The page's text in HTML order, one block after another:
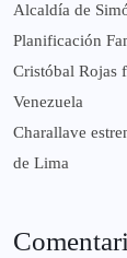
Alcaldía de
Planificación
Cristóbal Rojas
Venezuela
Charallave
de Lima